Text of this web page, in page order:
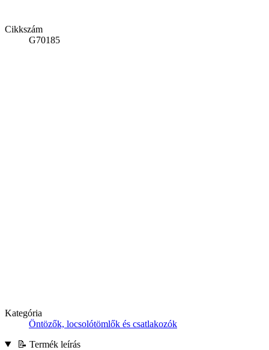
Cikkszám
G70185
Kategória
Öntözők, locsolótömlők és csatlakozók
📝 Termék leírás